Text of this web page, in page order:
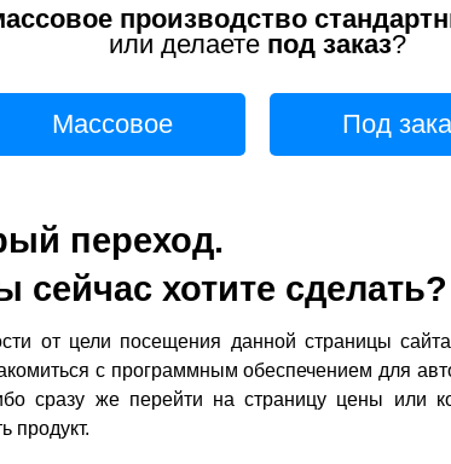
производство
или делаете под заказ?
Массовое Под
переход.
сейчас хотите сделать?
от цели посещения данной страницы
с программным обеспечением для
сразу же перейти на страницу цены или
продукт.